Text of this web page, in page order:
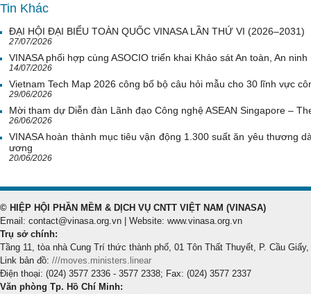
Tin Khác
ĐẠI HỘI ĐẠI BIỂU TOÀN QUỐC VINASA LẦN THỨ VI (2026–2031)
27/07/2026
VINASA phối hợp cùng ASOCIO triển khai Khảo sát An toàn, An
14/07/2026
Vietnam Tech Map 2026 công bố bộ câu hỏi mẫu cho 30 lĩnh vực
29/06/2026
Mời tham dự Diễn đàn Lãnh đạo Công nghệ ASEAN Singapore –
26/06/2026
VINASA hoàn thành mục tiêu vận động 1.300 suất ăn yêu thương
ương
20/06/2026
© HIỆP HỘI PHẦN MỀM & DỊCH VỤ CNTT VIỆT NAM (VINASA)
Email: contact@vinasa.org.vn | Website: www.vinasa.org.vn
Trụ sở chính:
Tầng 11, tòa nhà Cung Trí thức thành phố, 01 Tôn Thất Thuyết, P. Cầu Giấy,
Link bản đồ: ///moves.ministers.linear
Điện thoại: (024) 3577 2336 - 3577 2338; Fax: (024) 3577 2337
Văn phòng Tp. Hồ Chí Minh: